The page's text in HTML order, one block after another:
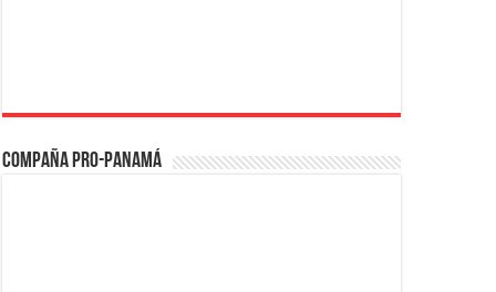
Compaña PRO-Panamá